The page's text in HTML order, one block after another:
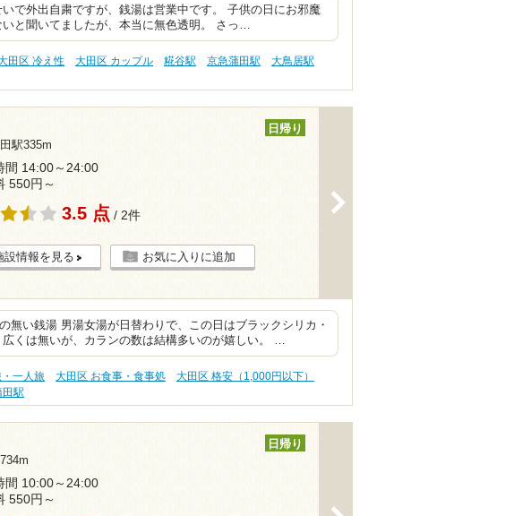
で外出自粛ですが、銭湯は営業中です。 子供の日にお邪魔
いと聞いてましたが、本当に無色透明。 さっ…
田区 冷え性 大田区 カップル 糀谷駅 京急蒲田駅
大鳥居駅
駅335m
日帰り
間 14:00～24:00
550円～
3.5 点 / 2件
設情報を見る お気に入りに追加
無い銭湯 男湯女湯が日替わりで、この日はブラックシリカ・
くは無いが、カランの数は結構多いのが嬉しい。 …
一人旅 大田区 お食事・食事処
大田区 格安（1,000円以下）
田駅
日帰り
間 10:00～24:00
550円～